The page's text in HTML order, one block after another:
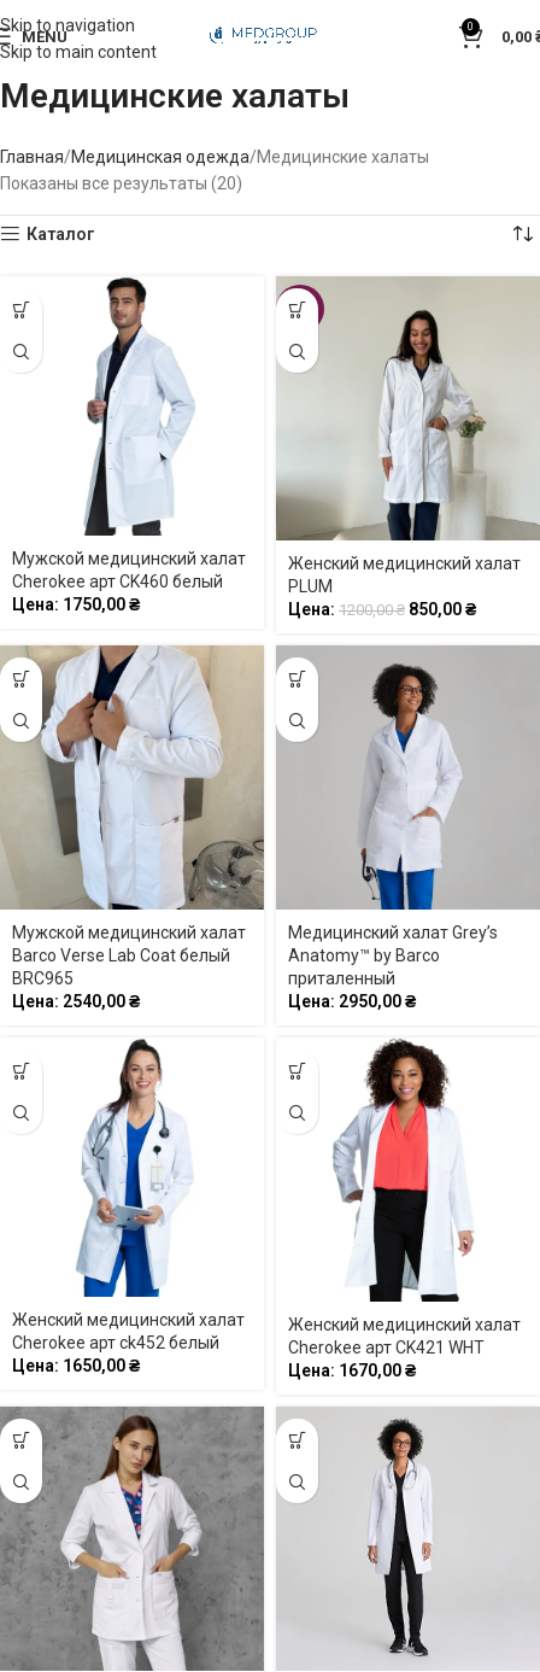
Skip to navigation
Skip to main content
MENU
0
0,00
Медицинские халаты
Главная Медицинская одежда Медицинские халаты
Показаны все результаты (20)
Каталог
Мужской медицинский халат
Cherokee арт CK460 белый
Цена: 1750,00₴
-29%
Женский медицинский халат
PLUM
Цена: 1200,00₴ 850,00₴
Мужской медицинский халат
Barco Verse Lab Coat белый
BRC965
Цена: 2540,00₴
Медицинский халат Grey’s
Anatomy™ by Barco
приталенный
Цена: 2950,00₴
Женский медицинский халат
Cherokee арт ck452 белый
Цена: 1650,00₴
Женский медицинский халат
Cherokee арт CK421 WHT
Цена: 1670,00₴